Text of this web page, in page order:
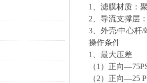
1、滤膜材质：
2、导流支撑层
3、外壳/中心杆/
操作条件
1、最大压差
（1）正向
（2）正向—25